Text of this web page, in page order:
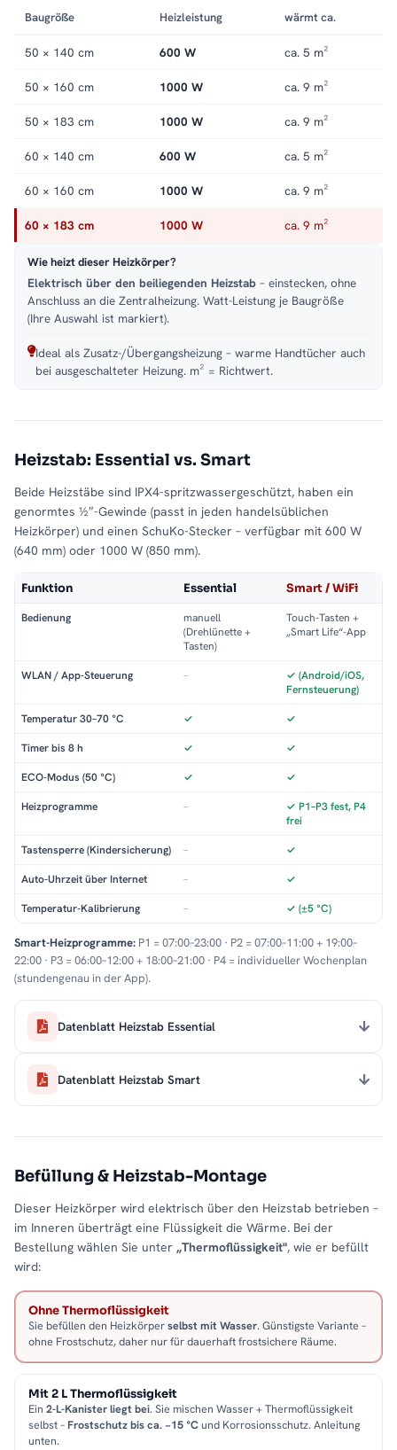
offene Front. Alle Größen und Ausführungen finden Sie in der
Baugröße Heizleistung wärmt ca.
50 × 140 cm 600 W ca. 5 m²
50 × 160 cm 1000 W ca. 9 m²
50 × 183 cm 1000 W ca. 9 m²
60 × 140 cm 600 W ca. 5 m²
60 × 160 cm 1000 W ca. 9 m²
60 × 183 cm 1000 W ca. 9 m²
Wie heizt dieser Heizkörper?
Elektrisch über den beiliegenden Heizstab – einstecken, ohne
Anschluss an die Zentralheizung. Watt-Leistung je Baugröße
(Ihre Auswahl ist markiert).
Ideal als Zusatz-/Übergangsheizung – warme Handtücher auch
bei ausgeschalteter Heizung. m² = Richtwert.
Heizstab: Essential vs. Smart
Beide Heizstäbe sind IPX4-spritzwassergeschützt, haben ein
genormtes ½″-Gewinde (passt in jeden handelsüblichen
Heizkörper) und einen SchuKo-Stecker – verfügbar mit 600 W
(640 mm) oder 1000 W (850 mm).
Funktion Essential Smart / WiFi
Bedienung
manuell
(Drehlünette +
Tasten)
Touch-Tasten +
„Smart Life“-App
WLAN / App-Steuerung –
✓ (Android/iOS,
Fernsteuerung)
Temperatur 30–70 °C ✓ ✓
Timer bis 8 h ✓ ✓
ECO-Modus (50 °C) ✓ ✓
Heizprogramme –
✓ P1–P3 fest, P4
frei
Tastensperre (Kindersicherung) – ✓
Auto-Uhrzeit über Internet – ✓
Temperatur-Kalibrierung – ✓ (±5 °C)
Smart-Heizprogramme: P1 = 07:00–23:00 · P2 = 07:00–11:00 + 19:00–
22:00 · P3 = 06:00–12:00 + 18:00–21:00 · P4 = individueller Wochenplan
(stundengenau in der App).
Datenblatt Heizstab Essential
Datenblatt Heizstab Smart
Befüllung & Heizstab-Montage
Dieser Heizkörper wird elektrisch über den Heizstab betrieben –
im Inneren überträgt eine Flüssigkeit die Wärme. Bei der
Bestellung wählen Sie unter „Thermoflüssigkeit", wie er befüllt
wird:
Ohne Thermoflüssigkeit
Sie befüllen den Heizkörperselbst mit Wasser. Günstigste Variante –
ohne Frostschutz, daher nur für dauerhaft frostsichere Räume.
Mit 2 L Thermoflüssigkeit
Ein 2-L-Kanister liegt bei. Sie mischen Wasser + Thermoflüssigkeit
selbst –Frostschutz bis ca. −15 °Cund Korrosionsschutz. Anleitung
unten.